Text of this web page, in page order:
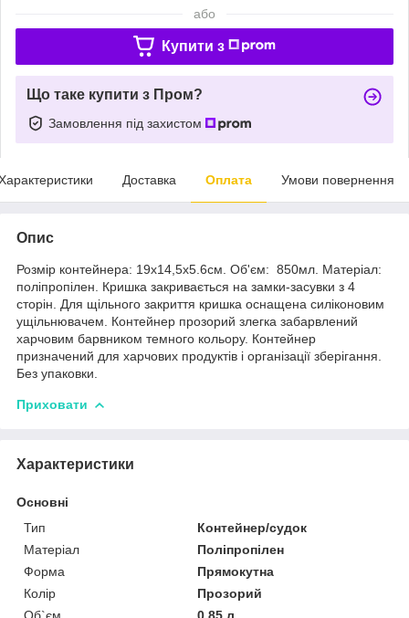
або
Купити з
Що таке купити з Пром?
Замовлення під захистом
Доставка Оплата Умови повернення
Опис
Розмір контейнера: 19х14,5х5.6см. Об'єм: 850мл. Матеріал:
поліпропілен. Кришка закривається на замки-засувки з 4
сторін. Для щільного закриття кришка оснащена силіконовим
ущільнювачем. Контейнер прозорий злегка забарвлений
харчовим барвником темного кольору. Контейнер
призначений для харчових продуктів і організації зберігання.
Без упаковки.
Приховати
Характеристики
Основні
Тип
Контейнер/судок
Матеріал
Поліпропілен
Форма
Прямокутна
Колір
Прозорий
Об`єм
0.85 л